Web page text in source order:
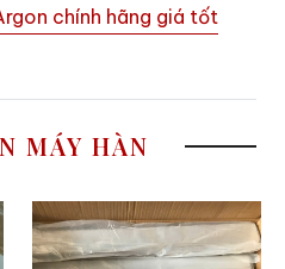
chính hãng giá tốt
MÁY HÀN